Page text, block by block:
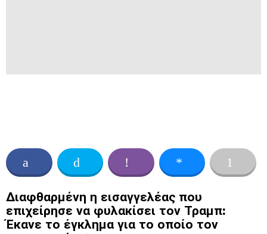
Διαφθαρμένη η εισαγγελέας που
επιχείρησε να φυλακίσει τον Τραμπ:
Έκανε το έγκλημα για το οποίο τον